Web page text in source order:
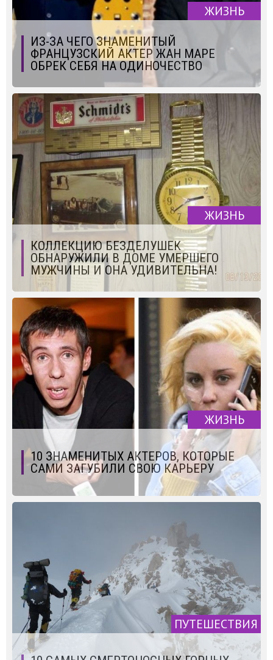
ЖИЗНЬ
ИЗ-ЗА ЧЕГО ЗНАМЕНИТЫЙ
ФРАНЦУЗСКИЙ АКТЕР ЖАН МАРЕ
ОБРЕК СЕБЯ НА ОДИНОЧЕСТВО
ЖИЗНЬ
КОЛЛЕКЦИЮ БЕЗДЕЛУШЕК
ОБНАРУЖИЛИ В ДОМЕ УМЕРШЕГО
МУЖЧИНЫ И ОНА УДИВИТЕЛЬНА!
ЖИЗНЬ
10 ЗНАМЕНИТЫХ АКТЕРОВ, КОТОРЫЕ
САМИ ЗАГУБИЛИ СВОЮ КАРЬЕРУ
ПУТЕШЕСТВИЯ